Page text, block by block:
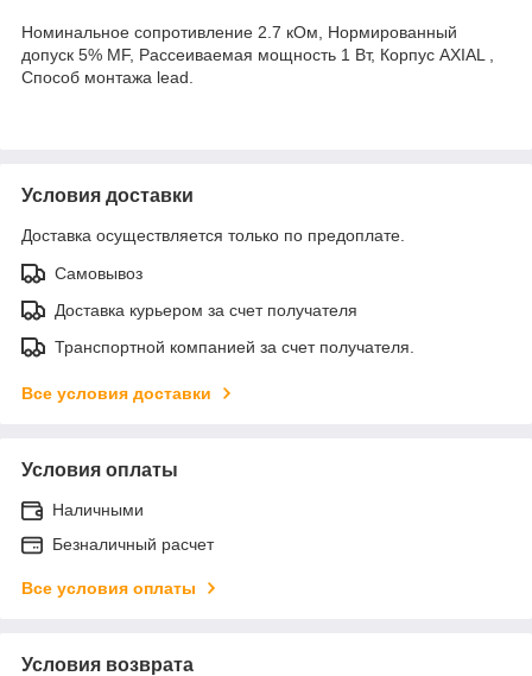
Номинальное сопротивление 2.7 кОм, Нормированный
допуск 5% MF, Рассеиваемая мощность 1 Вт, Корпус AXIAL ,
Способ монтажа lead.
Условия доставки
Доставка осуществляется только по предоплате.
Самовывоз
Доставка курьером за счет получателя
Транспортной компанией за счет получателя.
Все условия доставки
Условия оплаты
Наличными
Безналичный расчет
Все условия оплаты
Условия возврата